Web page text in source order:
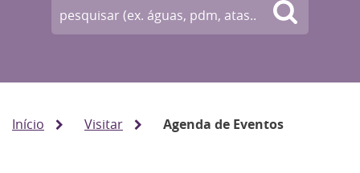
Início Visitar Agenda de Eventos